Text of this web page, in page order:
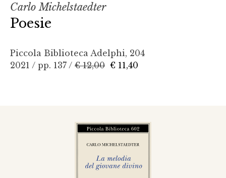
Carlo Michelstaedter
Poesie
Piccola Biblioteca Adelphi, 204
2021 / pp. 137 / € 12,00 € 11,40